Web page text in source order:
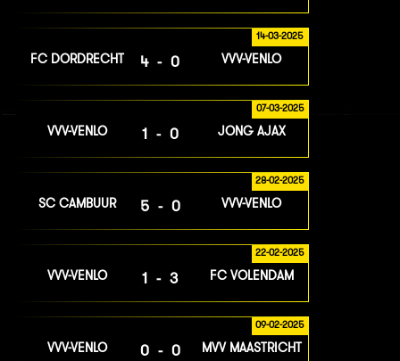
14-03-2025
FC DORDRECHT 4-0 VVV-VENLO
07-03-2025
VVV-VENLO 1-0 JONG AJAX
28-02-2025
SC CAMBUUR 5-0 VVV-VENLO
22-02-2025
VVV-VENLO 1-3 FC VOLENDAM
09-02-2025
VVV-VENLO 0-0 MVV MAASTRICHT